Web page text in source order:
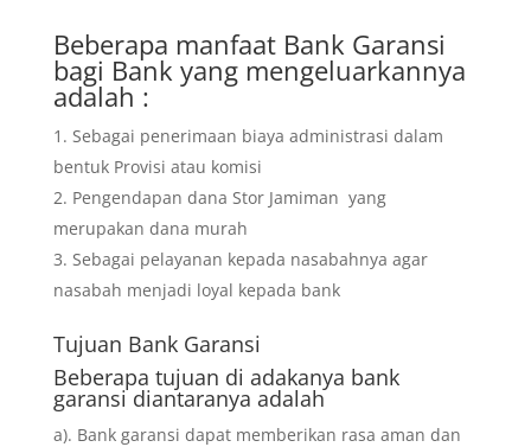
Beberapa manfaat Bank Garansi
bagi Bank yang mengeluarkannya
adalah :
Sebagai penerimaan biaya administrasi dalam
bentuk Provisi atau komisi
Pengendapan dana Stor Jamiman yang
merupakan dana murah
Sebagai pelayanan kepada nasabahnya agar
nasabah menjadi loyal kepada bank
Tujuan Bank Garansi
Beberapa tujuan di adakanya bank
garansi diantaranya adalah
a). Bank garansi dapat memberikan rasa aman dan